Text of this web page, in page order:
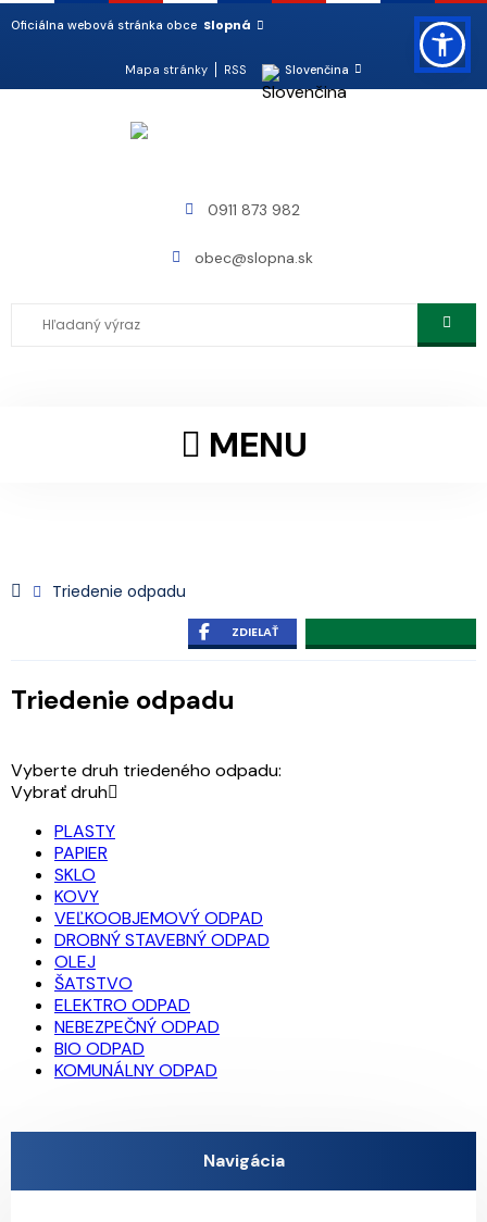
Oficiálna webová stránka obce Slopná
Mapa stránky RSS Slovenčina
0911 873 982
obec@slopna.sk
MENU
Triedenie odpadu
ZDIELAŤ
Triedenie odpadu
Vyberte druh triedeného odpadu:
Vybrať druh
PLASTY
PAPIER
SKLO
KOVY
VEĽKOOBJEMOVÝ ODPAD
DROBNÝ STAVEBNÝ ODPAD
OLEJ
ŠATSTVO
ELEKTRO ODPAD
NEBEZPEČNÝ ODPAD
BIO ODPAD
KOMUNÁLNY ODPAD
Navigácia